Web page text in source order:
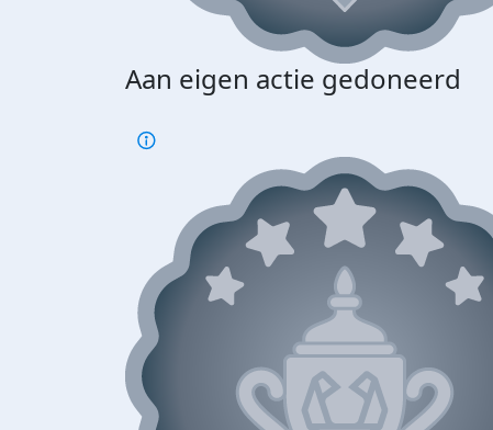
Aan eigen actie gedoneerd